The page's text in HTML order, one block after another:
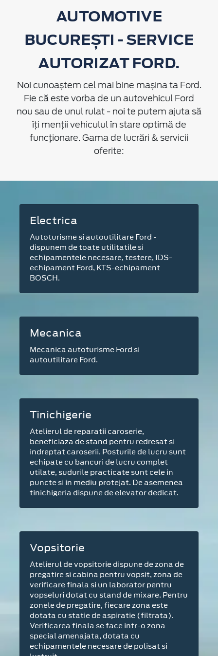
AUTOMOTIVE
BUCUREȘTI - SERVICE
AUTORIZAT FORD.
Noi cunoaștem cel mai bine mașina ta Ford.
Fie că este vorba de un autovehicul Ford
nou sau de unul rulat - noi te putem ajuta să
îți menții vehiculul în stare optimă de
funcționare. Gama de lucrări & servicii
oferite:
Electrica
Autoturisme si autoutilitare Ford -
dispunem de toate utilitatile si
echipamentele necesare, testere, IDS-
echipament Ford, KTS-echipament
BOSCH.
Mecanica
Mecanica autoturisme Ford si
autoutilitare Ford.
Tinichigerie
Atelierul de reparatii caroserie,
beneficiaza de stand pentru redresat si
indreptat caroserii. Posturile de lucru sunt
echipate cu bancuri de lucru complet
utilate, sudurile practicate sunt cele in
puncte si in mediu protejat. De asemenea
tinichigeria dispune de elevator dedicat.
Vopsitorie
Atelierul de vopsitorie dispune de zona de
pregatire si cabina pentru vopsit, zona de
verificare finala si un laborator pentru
vopseluri dotat cu stand de mixare. Pentru
zonele de pregatire, fiecare zona este
dotata cu statie de aspiratie (filtrata).
Verificarea finala se face intr-o zona
special amenajata, dotata cu
echipamentele necesare de polisat si